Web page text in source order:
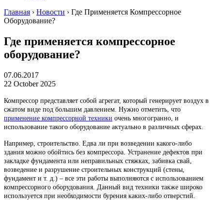
Главная › Новости › Где Применяется Компрессорное
Оборудование?
Где применяется компрессорное
оборудование?
07.06.2017
22 October 2025
Компрессор представляет собой агрегат, который генерирует воздух в
сжатом виде под большим давлением. Нужно отметить, что
применение компрессорной техники очень многогранно, и
использование такого оборудование актуально в различных сферах.
Например, строительство. Едва ли при возведении какого-либо
здания можно обойтись без компрессора. Устранение дефектов при
закладке фундамента или неправильных стяжках, забивка свай,
возведение и разрушение строительных конструкций (стены,
фундамент и т. д.) – все эти работы выполняются с использованием
компрессорного оборудования. Данный вид техники также широко
используется при необходимости бурения каких-либо отверстий.